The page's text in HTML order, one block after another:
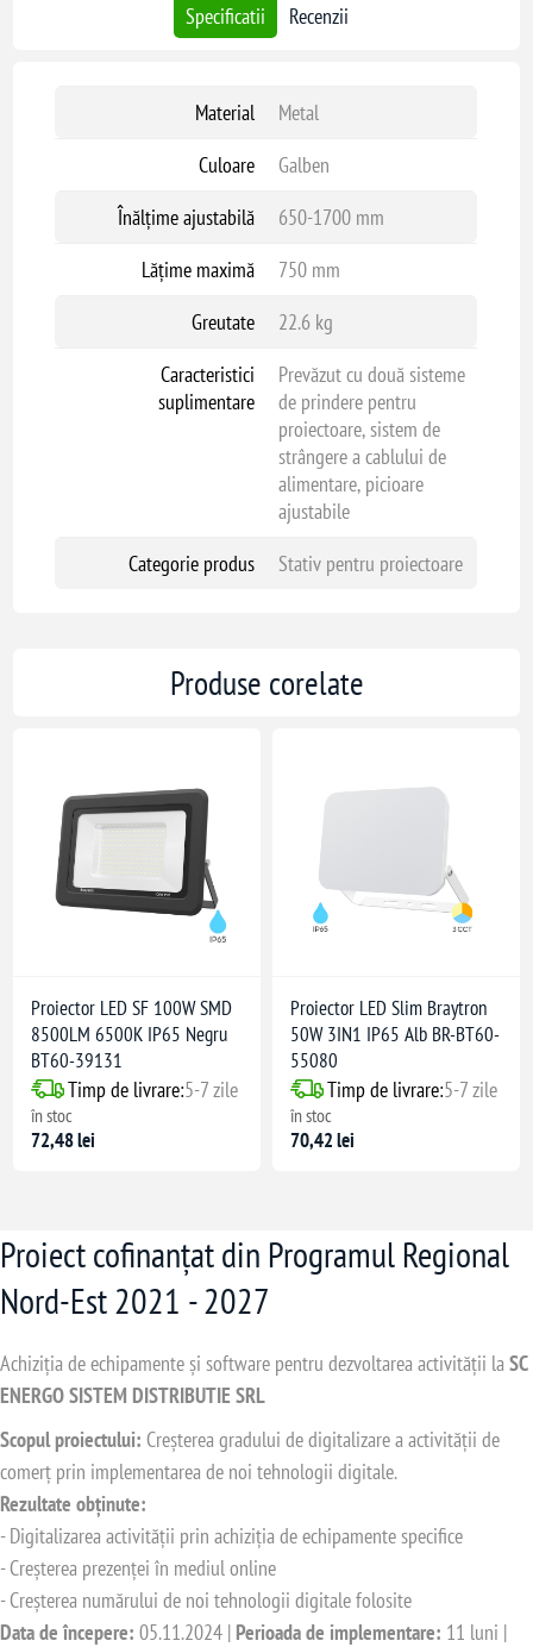
Specificatii Recenzii
Material
Metal
Culoare
Galben
Înălțime ajustabilă
650-1700 mm
Lățime maximă
750 mm
Greutate
22.6 kg
Caracteristici
suplimentare
Prevăzut cu două sisteme
de prindere pentru
proiectoare, sistem de
strângere a cablului de
alimentare, picioare
ajustabile
Categorie produs
Stativ pentru proiectoare
Produse corelate
Proiector LED SF 100W SMD
8500LM 6500K IP65 Negru
BT60-39131
Timp de livrare:5-7 zile
în stoc
72,48 lei
Proiector LED Slim Braytron
50W 3IN1 IP65 Alb BR-BT60-
55080
Timp de livrare:5-7 zile
în stoc
70,42 lei
Proiect cofinanțat din Programul Regional
Nord-Est 2021 - 2027
Achiziția de echipamente și software pentru dezvoltarea activității laSC
ENERGO SISTEM DISTRIBUTIE SRL
Scopul proiectului: Creșterea gradului de digitalizare a activității de
comerț prin implementarea de noi tehnologii digitale.
Rezultate obținute:
- Digitalizarea activității prin achiziția de echipamente specifice
- Creșterea prezenței în mediul online
- Creșterea numărului de noi tehnologii digitale folosite
Data de începere: 05.11.2024 | Perioada de implementare: 11 luni |